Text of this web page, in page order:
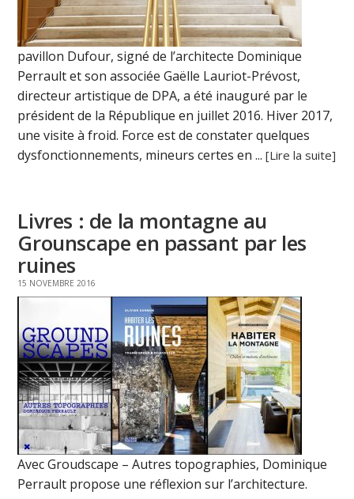
pavillon Dufour, signé de l’architecte Dominique
Perrault et son associée Gaëlle Lauriot-Prévost,
directeur artistique de DPA, a été inauguré par le
président de la République en juillet 2016. Hiver 2017,
une visite à froid. Force est de constater quelques
dysfonctionnements, mineurs certes en ...[Lire la suite]
Livres : de la montagne au
Grounscape en passant par les
ruines
15 NOVEMBRE 2016
Avec Groudscape – Autres topographies, Dominique
Perrault propose une réflexion sur l’architecture.